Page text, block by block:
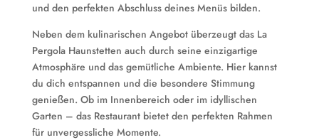
und den perfekten Abschluss deines Menüs bilden.
Neben dem kulinarischen Angebot überzeugt das La
Pergola Haunstetten auch durch seine einzigartige
Atmosphäre und das gemütliche Ambiente. Hier kannst
du dich entspannen und die besondere Stimmung
genießen. Ob im Innenbereich oder im idyllischen
Garten – das Restaurant bietet den perfekten Rahmen
für unvergessliche Momente.